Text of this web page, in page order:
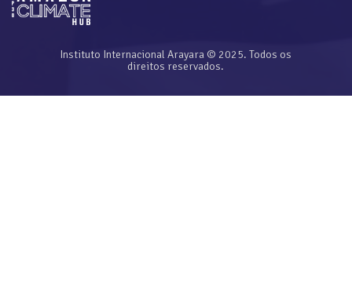
Instituto Internacional Arayara © 2025. Todos os
direitos reservados.